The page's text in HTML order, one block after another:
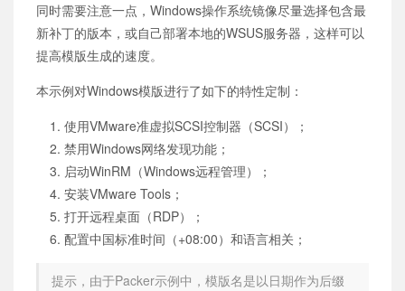
同时需要注意一点，Windows操作系统镜像尽量选择包含最
新补丁的版本，或自己部署本地的WSUS服务器，这样可以
提高模版生成的速度。
本示例对Windows模版进行了如下的特性定制：
使用VMware准虚拟SCSI控制器（SCSI）；
禁用Windows网络发现功能；
启动WinRM（Windows远程管理）；
安装VMware Tools；
打开远程桌面（RDP）；
配置中国标准时间（+08:00）和语言相关；
提示，由于Packer示例中，模版名是以日期作为后缀